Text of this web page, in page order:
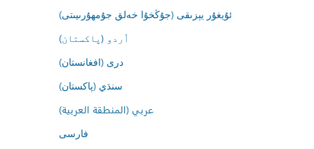
ئۇيغۇر يېزىقى (جۇڭخۇا خەلق جۇمھۇرىيىتى)
اُردو (پاکستان)
درى (افغانستان)
سنڌي (پاکستان)
عربي (المنطقة العربية)
فارسى